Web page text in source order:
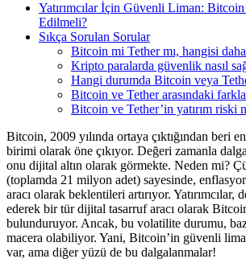
Yatırımcılar İçin Güvenli Liman:
Edilmeli?
Sıkça Sorulan Sorular
Bitcoin mi Tether mı, hangisi
Kripto paralarda güvenlik nasıl
Hangi durumda Bitcoin veya
Bitcoin ve Tether arasındaki
Bitcoin ve Tether’in yatırım riski
Bitcoin, 2009 yılında ortaya çıktığından beri
birimi olarak öne çıkıyor. Değeri zamanla
onu dijital altın olarak görmekte. Neden mi?
(toplamda 21 milyon adet) sayesinde,
aracı olarak beklentileri artırıyor. Yatırımcılar,
ederek bir tür dijital tasarruf aracı olarak
bulunduruyor. Ancak, bu volatilite durumu,
macera olabiliyor. Yani, Bitcoin’in güvenli
var, ama diğer yüzü de bu dalgalanmalar!